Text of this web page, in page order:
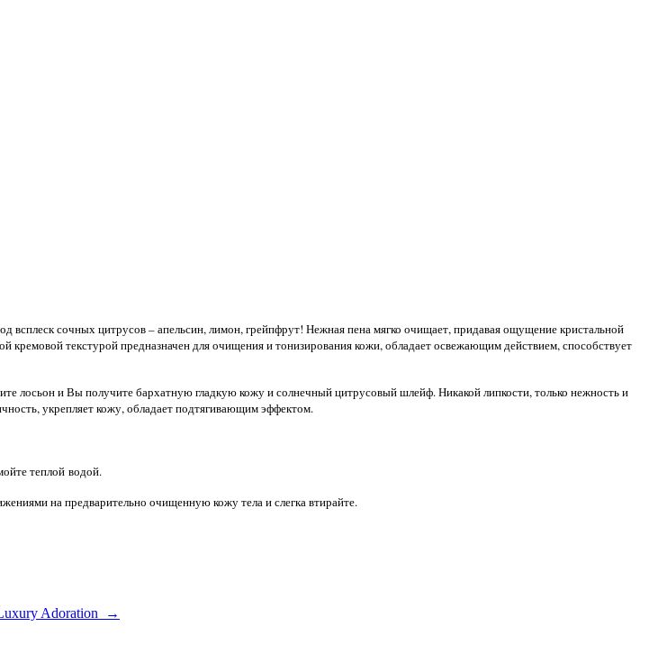
сочных цитрусов – апельсин, лимон, грейпфрут! Нежная пена мягко очищает, придавая ощущение кристальной
кремовой текстурой предназначен для очищения и тонизирования кожи, обладает освежающим действием, способствует
лосьон и Вы получите бархатную гладкую кожу и солнечный цитрусовый шлейф. Никакой липкости, только нежность и
укрепляет кожу, обладает подтягивающим эффектом.
теплой водой.
на предварительно очищенную кожу тела и слегка втирайте.
Adoration →